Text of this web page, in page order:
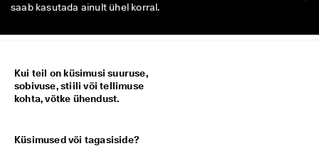
saab kasutada ainult ühel korral.
Kui teil on küsimusi suuruse,
sobivuse, stiili või tellimuse
kohta, võtke ühendust.
Küsimused või tagasiside?